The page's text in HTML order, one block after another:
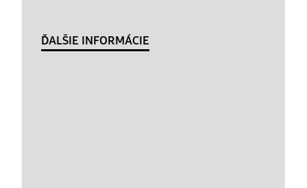
ĎALŠIE INFORMÁCIE